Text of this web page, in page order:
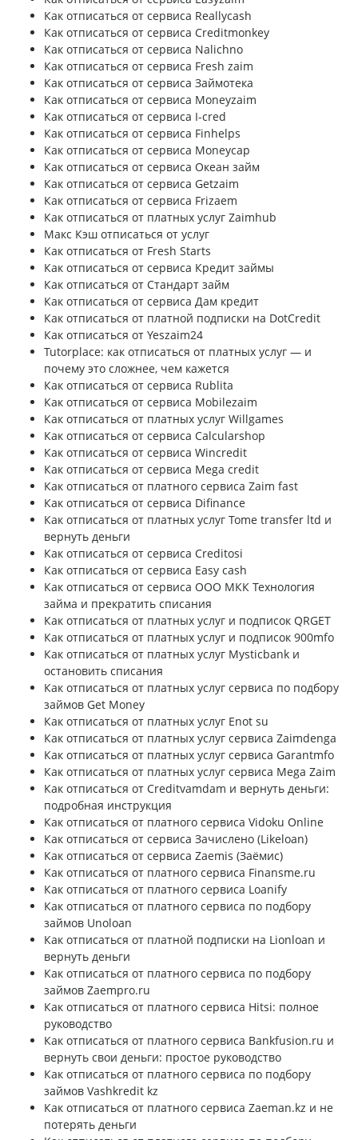
Как отписаться от сервиса Reallycash
Как отписаться от сервиса Creditmonkey
Как отписаться от сервиса Nalichno
Как отписаться от сервиса Fresh zaim
Как отписаться от сервиса Займотека
Как отписаться от сервиса Moneyzaim
Как отписаться от сервиса I-cred
Как отписаться от сервиса Finhelps
Как отписаться от сервиса Moneycap
Как отписаться от сервиса Океан займ
Как отписаться от сервиса Getzaim
Как отписаться от сервиса Frizaem
Как отписаться от платных услуг Zaimhub
Макс Кэш отписаться от услуг
Как отписаться от Fresh Starts
Как отписаться от сервиса Кредит займы
Как отписаться от Стандарт займ
Как отписаться от сервиса Дам кредит
Как отписаться от платной подписки на DotCredit
Как отписаться от Yeszaim24
Tutorplace: как отписаться от платных услуг — и
почему это сложнее, чем кажется
Как отписаться от сервиса Rublita
Как отписаться от сервиса Mobilezaim
Как отписаться от платных услуг Willgames
Как отписаться от сервиса Calcularshop
Как отписаться от сервиса Wincredit
Как отписаться от сервиса Mega credit
Как отписаться от платного сервиса Zaim fast
Как отписаться от сервиса Difinance
Как отписаться от платных услуг Tome transfer ltd и
вернуть деньги
Как отписаться от сервиса Creditosi
Как отписаться от сервиса Easy cash
Как отписаться от сервиса ООО МКК Технология
займа и прекратить списания
Как отписаться от платных услуг и подписок QRGET
Как отписаться от платных услуг и подписок 900mfo
Как отписаться от платных услуг Mysticbank и
остановить списания
Как отписаться от платных услуг сервиса по подбору
займов Get Money
Как отписаться от платных услуг Enot su
Как отписаться от платных услуг сервиса Zaimdenga
Как отписаться от платных услуг сервиса Garantmfo
Как отписаться от платных услуг сервиса Mega Zaim
Как отписаться от Creditvamdam и вернуть деньги:
подробная инструкция
Как отписаться от платного сервиса Vidoku Online
Как отписаться от сервиса Зачислено (Likeloan)
Как отписаться от сервиса Zaemis (Заёмис)
Как отписаться от платного сервиса Finansme.ru
Как отписаться от платного сервиса Loanify
Как отписаться от платного сервиса по подбору
займов Unoloan
Как отписаться от платной подписки на Lionloan и
вернуть деньги
Как отписаться от платного сервиса по подбору
займов Zaempro.ru
Как отписаться от платного сервиса Hitsi: полное
руководство
Как отписаться от платного сервиса Bankfusion.ru и
вернуть свои деньги: простое руководство
Как отписаться от платного сервиса по подбору
займов Vashkredit kz
Как отписаться от платного сервиса Zaeman.kz и не
потерять деньги